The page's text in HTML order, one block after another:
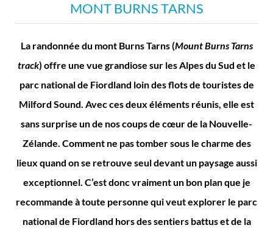
MONT BURNS TARNS
La randonnée du mont Burns Tarns (Mount Burns Tarns
track) offre une vue grandiose sur les Alpes du Sud et le
parc national de Fiordland loin des flots de touristes de
Milford Sound. Avec ces deux éléments réunis, elle est
sans surprise un de nos coups de cœur de la Nouvelle-
Zélande. Comment ne pas tomber sous le charme des
lieux quand on se retrouve seul devant un paysage aussi
exceptionnel. C’est donc vraiment un bon plan que je
recommande à toute personne qui veut explorer le parc
national de Fiordland hors des sentiers battus et de la